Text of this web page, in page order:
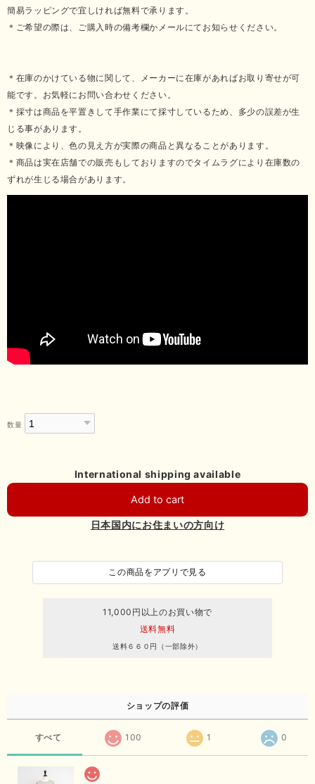
簡易ラッピングで宜しければ無料で承ります。
＊ご希望の際は、ご購入時の備考欄かメールにてお知らせください。
＊在庫のかけている物に関して、メーカーに在庫があればお取り寄せが可
能です。お気軽にお問い合わせください。
＊採寸は商品を平置きして手作業にて採寸しているため、多少の誤差が生
じる事があります。
＊映像により、色の見え方が実際の商品と異なることがあります。
＊商品は実在店舗での販売もしておりますのでタイムラグにより在庫数の
ずれが生じる場合があります。
数量
International shipping available
Add to cart
日本国内にお住まいの方向け
この商品をアプリで見る
11,000円以上のお買い物で
送料無料
送料６６０円（一部除外）
ショップの評価
すべて 100 1 0